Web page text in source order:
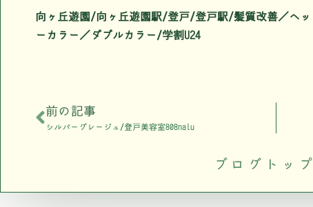
向ヶ丘遊園/向ヶ丘遊園駅/登戸/登戸駅/髪質改善／ヘッ
ーカラー／ダブルカラー/学割U24
前の記事
シルバーグレージュ/登戸美容室808nalu
ブログトッ